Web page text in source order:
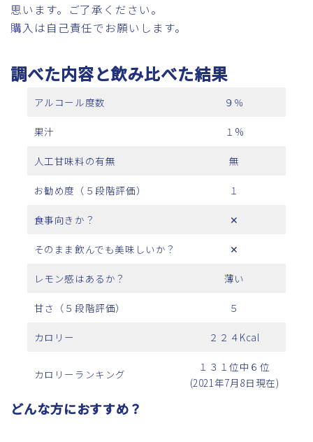
思います。ご了承ください。
購入は自己責任でお願いします。
調べた内容と飲み比べた結果
アルコール度数 ９％
果汁 １%
人工甘味料の有無 無
お勧め度（５段階評価） １
食事向きか？ ✕
そのまま飲んでも美味しいか？ ✕
レモン感はあるか？ 薄い
甘さ（５段階評価） ５
カロリー ２２４Kcal
カロリーランキング
１３１位中６位
(2021年7月8日現在)
どんな方におすすめ？